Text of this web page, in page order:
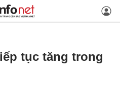
tục tăng trong